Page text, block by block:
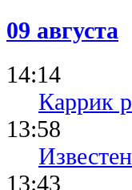
09 августа
14:14
Каррик
13:58
13:43